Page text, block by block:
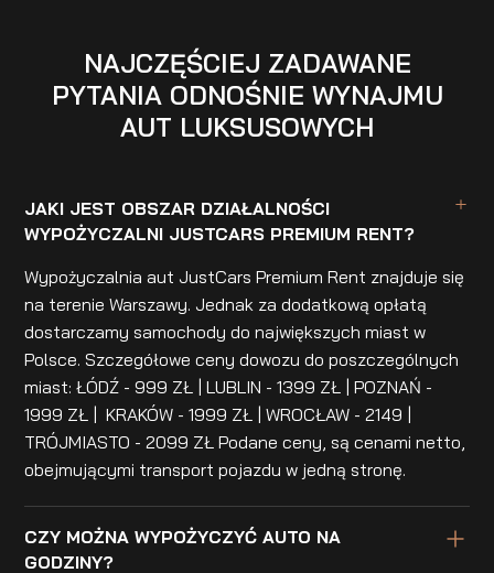
NAJCZĘŚCIEJ ZADAWANE
PYTANIA ODNOŚNIE WYNAJMU
AUT LUKSUSOWYCH
JAKI JEST OBSZAR DZIAŁALNOŚCI
WYPOŻYCZALNI JUSTCARS PREMIUM RENT?
Wypożyczalnia aut JustCars Premium Rent znajduje się
na terenie Warszawy. Jednak za dodatkową opłatą
dostarczamy samochody do największych miast w
Polsce. Szczegółowe ceny dowozu do poszczególnych
miast: ŁÓDŹ - 999 ZŁ | LUBLIN - 1399 ZŁ | POZNAŃ -
1999 ZŁ | KRAKÓW - 1999 ZŁ | WROCŁAW - 2149 |
TRÓJMIASTO - 2099 ZŁ Podane ceny, są cenami netto,
obejmującymi transport pojazdu w jedną stronę.
CZY MOŻNA WYPOŻYCZYĆ AUTO NA
GODZINY?